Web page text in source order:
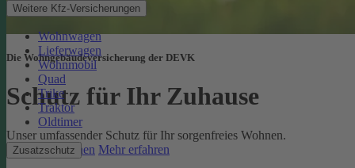
Weitere Kfz-Versicherungen
Wohnwagen
Lieferwagen
Wohnmobil
Quad
Trike
Traktor
Oldtimer
Zusatzschutz
Die Wohngebäudeversicherung der DEVK
Schutz für Ihr Zuhause
Unser umfassender Schutz für Ihr sorgenfreies Wohnen.
Online berechnen Mehr erfahren